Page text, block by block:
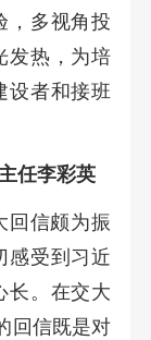
，多视角投
发热，为培
设者和接班
任李彩英
回信颇为振
感受到习近
长。在交大
回信既是对